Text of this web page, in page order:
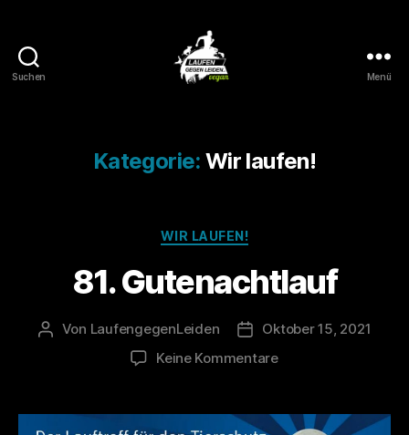
Suchen Menü
Kategorie: Wir laufen!
Kategorien
WIR LAUFEN!
81. Gutenachtlauf
Beitragsautor
Von LaufengegenLeiden Veröffentlichungsdatum
Oktober 15, 2021
Keine Kommentarezu